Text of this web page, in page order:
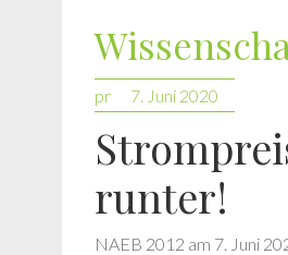
pr 7. Juni 2020
runter!
NAEB 2012 am 7. Juni